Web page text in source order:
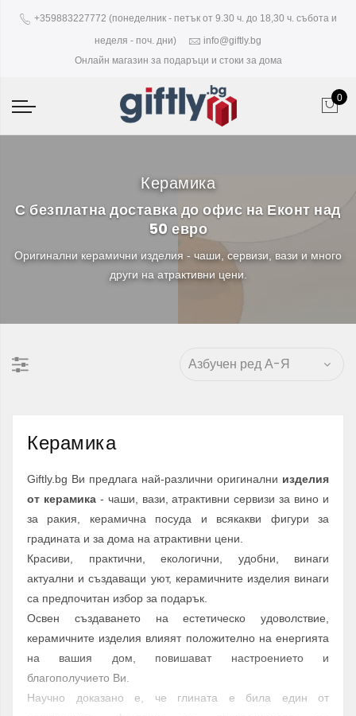
+359883227772 (понеделник - петък от 9.30 ч. до 18,30 ч. събота и
неделя - поч. дни)
info@giftly.bg
Онлайн магазин за подаръци и стоки за дома
0
Керамика
С безплатна доставка до офис на Еконт над
50 евро
Оригинални керамични изделия - чаши, сервизи, вази и много
други на атрактивни цени.
Керамика
Giftly.bg Ви предлага най-различни оригинални изделия
от керамика - чаши, вази, атрактивни сервизи за вино и
за ракия, керамична посуда и всякакви фигури за
градината и за дома на атрактивни цени.
Красиви, практични, екологични, удобни, винаги
актуални и създаващи уют, керамичните изделия винаги
са предпочитан избор за подарък.
Освен създаването на естетическо удоволствие,
керамичните изделия влияят положително на енергията
на вашия дом, повишават настроението и
благополучието Ви.
Научно доказано е, че глината е била един от